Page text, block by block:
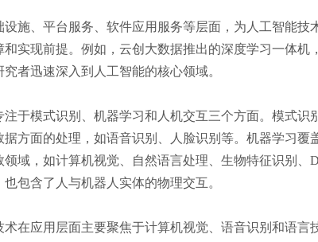
、平台服务、软件应用服务等层面，为人工智能技
实现前提。例如，云创大数据推出的深度学习一体机
者迅速深入到人工智能的核心领域。
模式识别、机器学习和人机交互三个方面。模式识
方面的处理，如语音识别、人脸识别等。机器学习覆
领域，如计算机视觉、自然语言处理、生物特征识别、
包含了人与机器人实体的物理交互。
应用层面主要聚焦于计算机视觉、语音识别和语言